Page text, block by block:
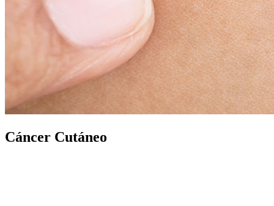
Cáncer Cutáneo